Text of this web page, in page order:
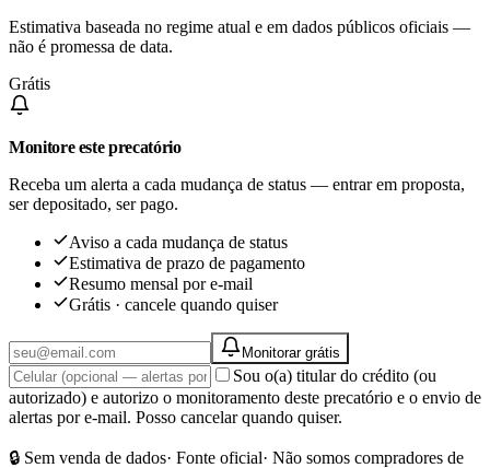
Estimativa baseada no regime atual e em dados públicos oficiais —
não é promessa de data.
Grátis
Monitore este precatório
Receba um alerta a cada mudança de status — entrar em proposta,
ser depositado, ser pago.
Aviso a cada mudança de status
Estimativa de prazo de pagamento
Resumo mensal por e-mail
Grátis · cancele quando quiser
Monitorar grátis
Sou o(a) titular do crédito (ou
autorizado) e autorizo o monitoramento deste precatório e o envio de
alertas por e-mail. Posso cancelar quando quiser.
🔒 Sem venda de dados· Fonte oficial· Não somos compradores de